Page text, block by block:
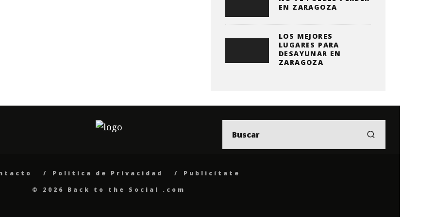
EN ZARAGOZA
LOS MEJORES
LUGARES PARA
DESAYUNAR EN
ZARAGOZA
Politica de Privacidad
Publicítate
© 2026 Back to the Social .com